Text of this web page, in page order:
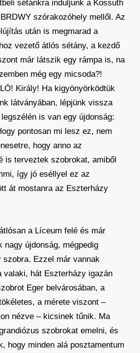
sétánkra induljunk a Kossuth
szórakozóhely mellől. Az
után is megmarad a
vezető átlós sétány, a kezdő
már látszik egy rámpa is, na
még egy micsoda?!
Király! Ha kigyönyörködtük
látványában, lépjünk vissza
is van egy újdonság:
pontosan mi lesz ez, nem
hogy anno az
is terveztek szobrokat, amiből
így jó eséllyel ez az
át mostanra az Eszterházy
a Líceum felé és már
újdonság, mégpedig
szobra. Ezzel már vannak
valaki, hát Eszterházy igazán
Eger belvárosában, a
a mérete viszont –
nézve – kicsinek tűnik. Ma
szobrokat emelni, és
hogy minden alá posztamentum